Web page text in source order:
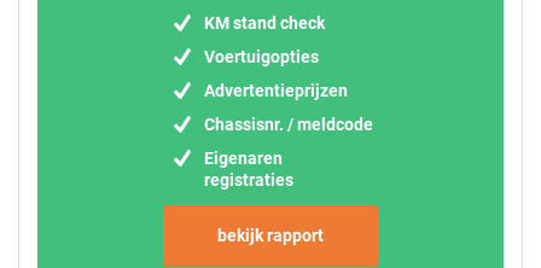
KM stand check
Voertuigopties
Advertentieprijzen
Chassisnr. / meldcode
Eigenaren
registraties
bekijk rapport